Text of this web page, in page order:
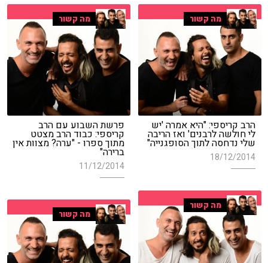
מה קשור
הרב קריספי: "היא אמרה 'יש
לי חולשה לרבנים' ואז הריבה
שלי נדחסה לתוך הסופגנייה"
18/12/2014
מה קשור
פרשת השבוע עם הרב
קריספי: כבוד הרב מצטט
מתוך ספרו - "ערה? מצוות אין
ברירה"
11/12/2014
מה קשור
מה קשור